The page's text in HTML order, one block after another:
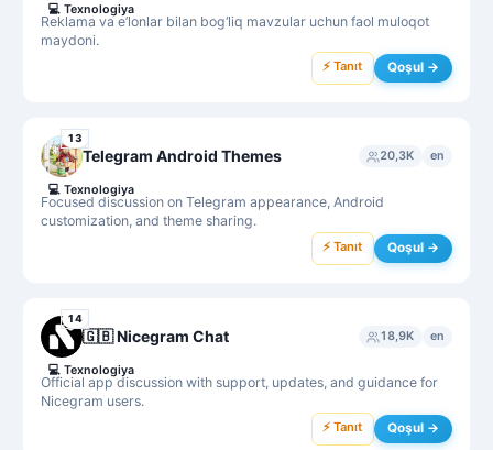
Reklama va e’lonlar bilan bog‘liq mavzular uchun faol muloqot
maydoni.
💻 Texnologiya
⚡ Tanıt Qoşul →
13
Telegram Android Themes 20,3K en
Focused discussion on Telegram appearance, Android
customization, and theme sharing.
💻 Texnologiya
⚡ Tanıt Qoşul →
14
🇬🇧 Nicegram Chat 18,9K en
Official app discussion with support, updates, and guidance for
Nicegram users.
💻 Texnologiya
⚡ Tanıt Qoşul →